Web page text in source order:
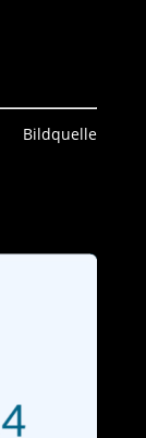
Bildquelle